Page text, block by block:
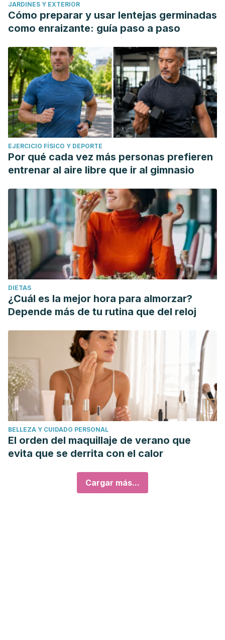
JARDINES Y EXTERIOR
Cómo preparar y usar lentejas germinadas
como enraizante: guía paso a paso
EJERCICIO FÍSICO Y DEPORTE
Por qué cada vez más personas prefieren
entrenar al aire libre que ir al gimnasio
DIETAS
¿Cuál es la mejor hora para almorzar?
Depende más de tu rutina que del reloj
BELLEZA Y CUIDADO PERSONAL
El orden del maquillaje de verano que
evita que se derrita con el calor
Cargar más...